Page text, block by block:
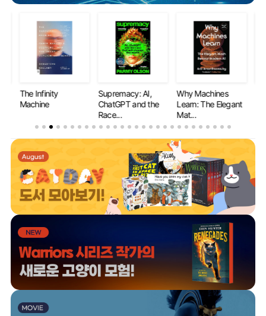
The Infinity
Machine
Supremacy: AI,
ChatGPT and the
Race...
Why Machines
Learn: The Elegant
Mat...